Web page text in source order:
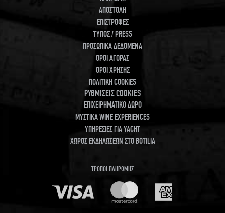
ΑΠΟΣΤΟΛΗ
ΕΠΙΣΤΡΟΦΕΣ
ΤΥΠΟΣ / PRESS
ΠΡΟΣΩΠΙΚΑ ΔΕΔΟΜΕΝΑ
ΟΡΟΙ ΑΓΟΡΑΣ
ΟΡΟΙ ΧΡΗΣΗΣ
ΠΟΛΙΤΙΚΗ COOKIES
ΡΥΘΜΙΣΕΙΣ COOKIES
ΕΠΙΧΕΙΡΗΜΑΤΙΚΟ ΔΩΡΟ
ΜΥΣΤΙΚΑ WINE EXPERIENCES
ΥΠΗΡΕΣΙΕΣ ΓΙΑ YACHT
ΧΩΡΟΣ ΕΚΔΗΛΩΣΕΩΝ ΣΤΟ BOTILIA
ΤΡΟΠΟΙ ΠΛΗΡΩΜΗΣ